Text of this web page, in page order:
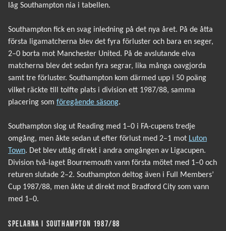
låg Southampton nia i tabellen.
Southampton fick en svag inledning på det nya året. På de åtta
första ligamatcherna blev det fyra förluster och bara en seger,
2–0 borta mot Manchester United. På de avslutande elva
matcherna blev det sedan fyra segrar, lika många oavgjorda
samt tre förluster. Southampton kom därmed upp i 50 poäng
vilket räckte till tolfte plats i division ett 1987/88, samma
placering som föregående säsong.
Southampton slog ut Reading med 1–0 i FA-cupens tredje
omgång, men åkte sedan ut efter förlust med 2–1 mot Luton
Town. Det blev uttåg direkt i andra omgången av Ligacupen.
Division två-laget Bournemouth vann första mötet med 1–0 och
returen slutade 2–2. Southampton deltog även i Full Members’
Cup 1987/88, men åkte ut direkt mot Bradford City som vann
med 1–0.
SPELARNA I SOUTHAMPTON 1987/88